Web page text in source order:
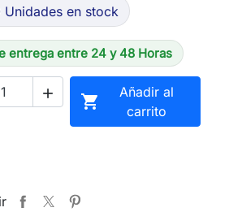
Unidades en stock
entrega entre 24 y 48 Horas
 
Añadir al
carrito